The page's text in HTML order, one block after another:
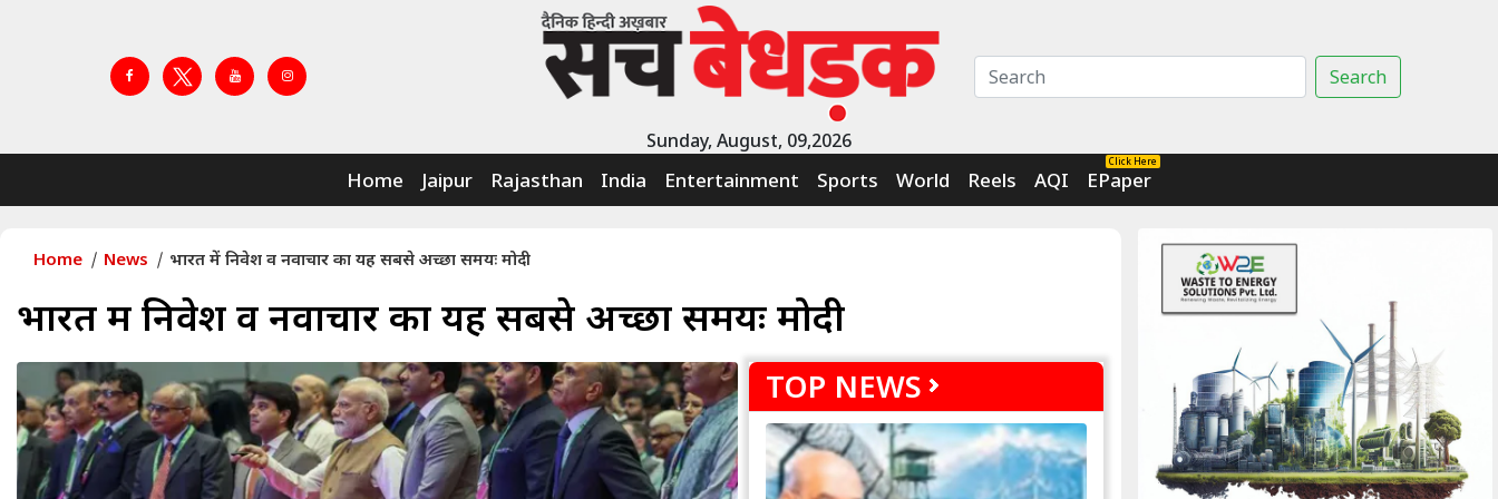
Sunday, August, 09,2026
Search
Home Jaipur Rajasthan India Entertainment Sports World Reels AQI
Click Here
EPaper
Home News भारत में निवेश व नवाचार का यह सबसे अच्छा समयः मोदी
भारत में निवेश व नवाचार का यह सबसे अच्छा समयः मोदी
TOP NEWS